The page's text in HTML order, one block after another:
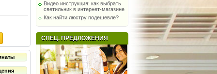
Видео инструкция: как выбрать
светильник в интернет-магазине
Как найти люстру подешевле?
СПЕЦ. ПРЕДЛОЖЕНИЯ